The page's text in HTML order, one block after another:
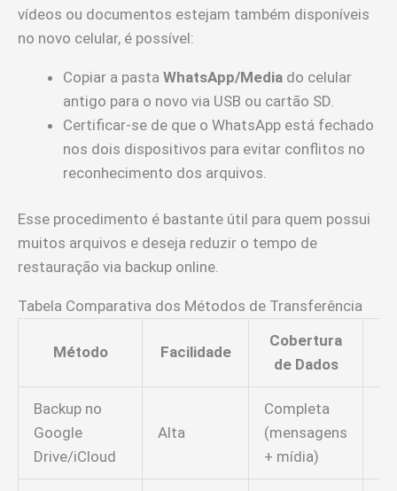
vídeos ou documentos estejam também disponíveis
no novo celular, é possível:
Copiar a pasta WhatsApp/Media do celular
antigo para o novo via USB ou cartão SD.
Certificar-se de que o WhatsApp está fechado
nos dois dispositivos para evitar conflitos no
reconhecimento dos arquivos.
Esse procedimento é bastante útil para quem possui
muitos arquivos e deseja reduzir o tempo de
restauração via backup online.
Tabela Comparativa dos Métodos de Transferência
Método Facilidade
Cobertura
de Dados
Backup no
Google
Drive/iCloud
Alta
Completa
(mensagens
+ mídia)